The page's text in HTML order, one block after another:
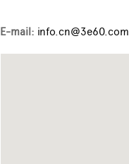
E-mail: info.cn@3e60.com